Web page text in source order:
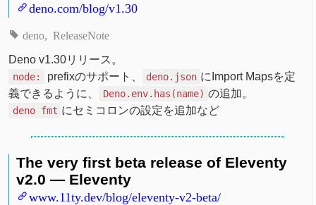
deno.com/blog/v1.30
deno ReleaseNote
Deno v1.30リリース。
node: prefixのサポート、 deno.json にImport Mapsを定
義できるように、
Deno.env.has(name) の追加。
deno fmt にセミコロンの設定を追加など
The very first beta release of Eleventy
v2.0 — Eleventy
www.11ty.dev/blog/eleventy-v2-beta/